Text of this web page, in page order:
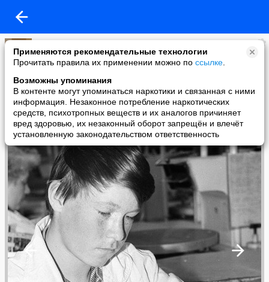
Применяются рекомендательные технологии
Прочитать правила их применении можно по ссылке
Возможны упоминания
В контенте могут упоминаться наркотики и связанная с ними
информация. Незаконное потребление наркотических
средств, психотропных веществ и их аналогов причиняет
вред здоровью, их незаконный оборот запрещён и влечёт
установленную законодательством ответственность
Владимир Борисович Савинов
added a photo
17 Feb в 15:59